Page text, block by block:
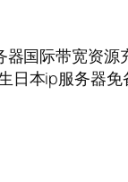
国际带宽资源
本ip服务器免